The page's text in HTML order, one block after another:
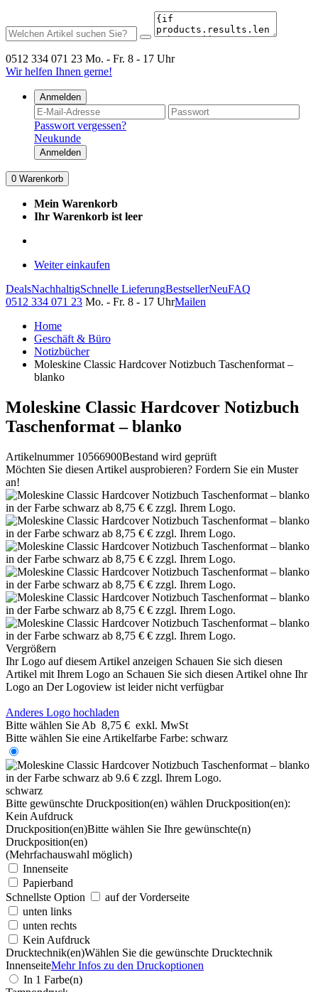
0512 334 071 23 Mo. - Fr. 8 - 17 Uhr
Wir helfen Ihnen gerne!
Anmelden
Passwort vergessen?
Neukunde
Anmelden
0 Warenkorb
Mein Warenkorb
Ihr Warenkorb ist leer
Weiter einkaufen
DealsNachhaltigSchnelle LieferungBestsellerNeuFAQ
0512 334 071 23 Mo. - Fr. 8 - 17 UhrMailen
Home
Geschäft & Büro
Notizbücher
Moleskine Classic Hardcover Notizbuch Taschenformat –
blanko
Moleskine Classic Hardcover Notizbuch
Taschenformat – blanko
Artikelnummer 10566900Bestand wird geprüft
Möchten Sie diesen Artikel ausprobieren? Fordern Sie ein Muster
an!
Vergrößern
Ihr Logo auf diesem Artikel anzeigen Schauen Sie sich diesen
Artikel mit Ihrem Logo an Schauen Sie sich diesen Artikel ohne Ihr
Logo an Der Logoview ist leider nicht verfügbar
Anderes Logo hochladen
Bitte wählen Sie Ab 8,75 € exkl. MwSt
Bitte wählen Sie eine Artikelfarbe Farbe: schwarz
schwarz
Bitte gewünschte Druckposition(en) wählen Druckposition(en):
Kein Aufdruck
Druckposition(en)Bitte wählen Sie Ihre gewünschte(n)
Druckposition(en)
(Mehrfachauswahl möglich)
Innenseite
Papierband
Schnellste Option
auf der Vorderseite
unten links
unten rechts
Kein Aufdruck
Drucktechnik(en)Wählen Sie die gewünschte Drucktechnik
InnenseiteMehr Infos zu den Druckoptionen
In 1 Farbe(n)